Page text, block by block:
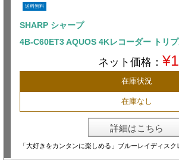
送料無料
SHARP シャープ
4B-C60ET3 AQUOS 4Kレコーダー トリ
ネット価格：
在庫状況
在庫なし
詳細はこちら
「大好きをカンタンに楽しめる」ブルーレイディス